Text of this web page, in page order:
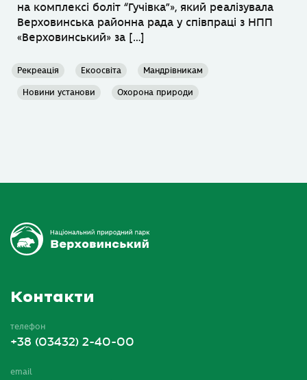
на комплексі боліт “Гучівка”», який реалізувала
Верховинська районна рада у співпраці з НПП
«Верховинський» за […]
Рекреація Екоосвіта Мандрівникам
Новини установи Охорона природи
Контакти
телефон
+38 (03432) 2-40-00
email